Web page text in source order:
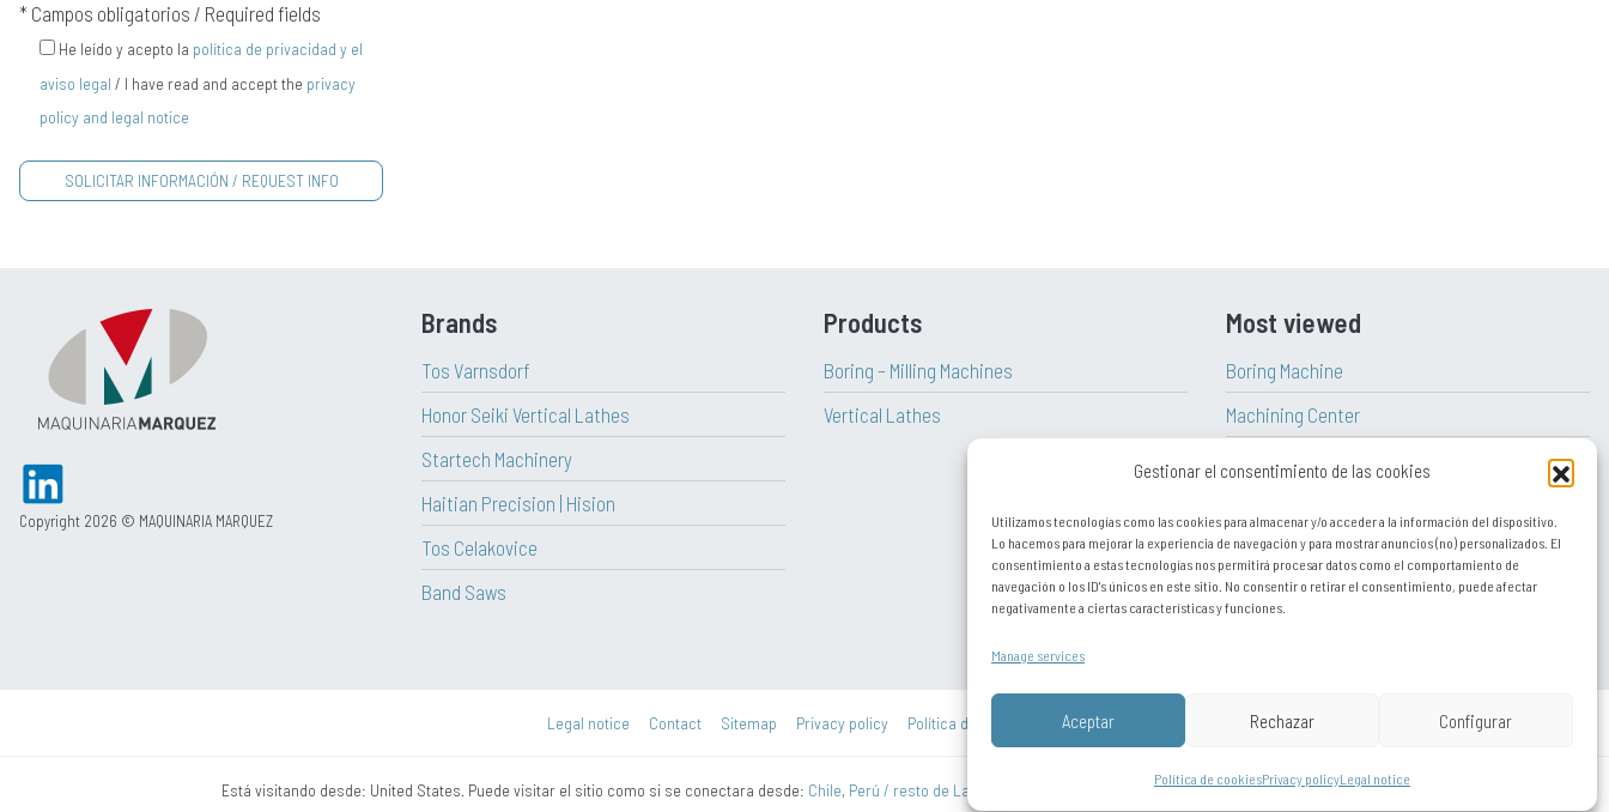
Gestionar el consentimiento de las cookies
Utilizamos tecnologías como las cookies para almacenar y/o acceder a la información del dispositivo.
Lo hacemos para mejorar la experiencia de navegación y para mostrar anuncios (no) personalizados. El
consentimiento a estas tecnologías nos permitirá procesar datos como el comportamiento de
navegación o los ID's únicos en este sitio. No consentir o retirar el consentimiento, puede afectar
negativamente a ciertas características y funciones.
Manage services
Aceptar Rechazar Configurar
Política de cookiesPrivacy policyLegal notice
* Campos obligatorios / Required fields
He leído y acepto la política de privacidad y el
aviso legal / I have read and accept the privacy
policy and legal notice
Copyright 2026 © MAQUINARIA MARQUEZ
Brands
Tos Varnsdorf
Honor Seiki Vertical Lathes
Startech Machinery
Haitian Precision | Hision
Tos Celakovice
Band Saws
Products
Boring – Milling Machines
Vertical Lathes
Most viewed
Boring Machine
Machining Center
CNC Lathe
Lathe
Legal notice Contact Sitemap Privacy policy Política de cookies (UE)
Está visitando desde: United States. Puede visitar el sitio como si se conectara desde: Chile, Perú / resto de Latinoamérica Europa y resto del mundo,Autodetectar